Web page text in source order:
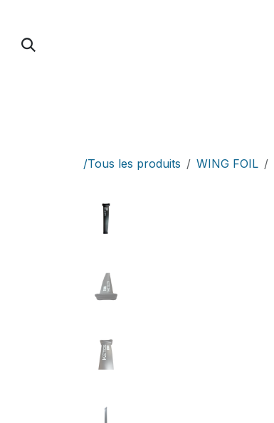
/Tous les produits WING FOIL